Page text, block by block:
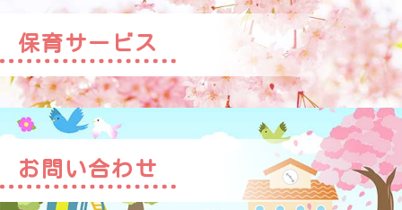
保育サービス
お問い合わせ